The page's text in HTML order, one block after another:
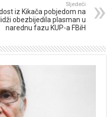
Sljedeći
iz Kikača pobjedom na
Ilidži obezbijedila plasman u
narednu fazu KUP-a FBiH